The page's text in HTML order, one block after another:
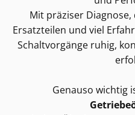
Mit präziser
Ersatzteilen und viel
Schaltvorgänge ruhig,
Genauso wichtig